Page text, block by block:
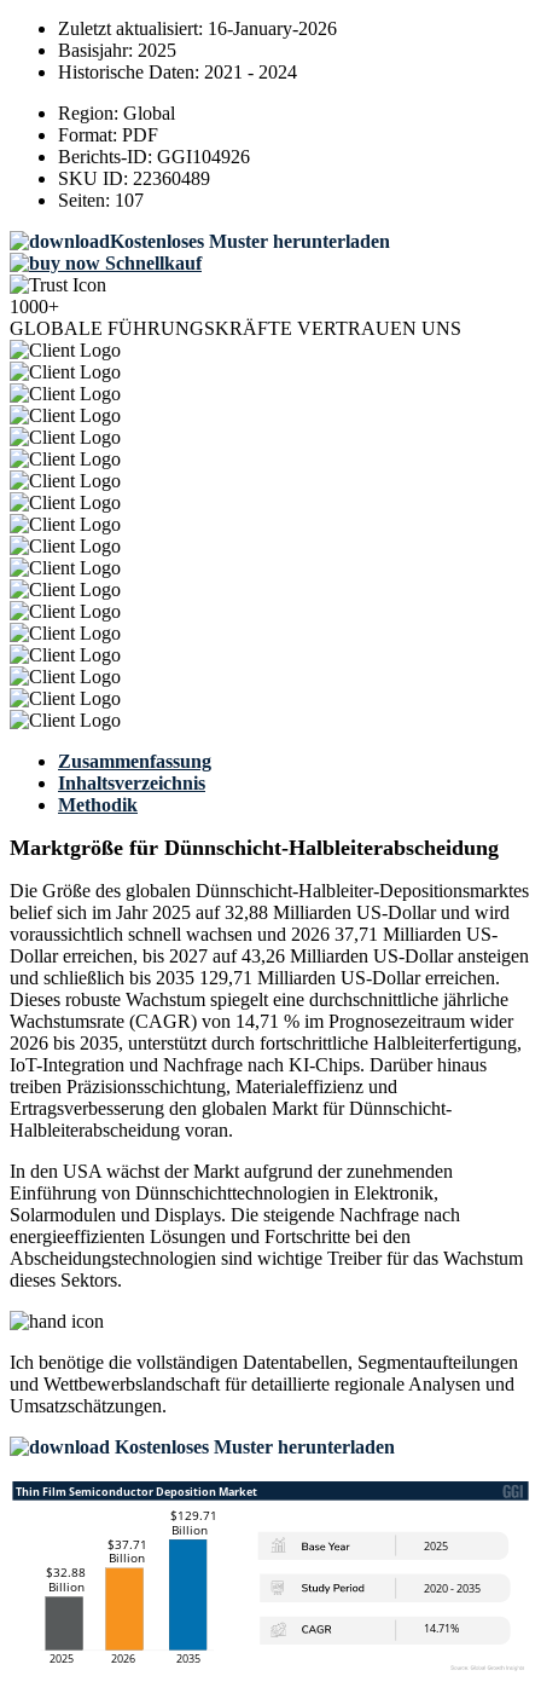
Zuletzt aktualisiert: 16-January-2026
Basisjahr: 2025
Historische Daten: 2021 - 2024
Region: Global
Format: PDF
Berichts-ID: GGI104926
SKU ID: 22360489
Seiten: 107
Kostenloses Muster herunterladen
Schnellkauf
1000+
GLOBALE FÜHRUNGSKRÄFTE VERTRAUEN UNS
Zusammenfassung
Inhaltsverzeichnis
Methodik
Marktgröße für Dünnschicht-Halbleiterabscheidung
Die Größe des globalen Dünnschicht-Halbleiter-Depositionsmarktes
belief sich im Jahr 2025 auf 32,88 Milliarden US-Dollar und wird
voraussichtlich schnell wachsen und 2026 37,71 Milliarden US-
Dollar erreichen, bis 2027 auf 43,26 Milliarden US-Dollar ansteigen
und schließlich bis 2035 129,71 Milliarden US-Dollar erreichen.
Dieses robuste Wachstum spiegelt eine durchschnittliche jährliche
Wachstumsrate (CAGR) von 14,71 % im Prognosezeitraum wider
2026 bis 2035, unterstützt durch fortschrittliche Halbleiterfertigung,
IoT-Integration und Nachfrage nach KI-Chips. Darüber hinaus
treiben Präzisionsschichtung, Materialeffizienz und
Ertragsverbesserung den globalen Markt für Dünnschicht-
Halbleiterabscheidung voran.
In den USA wächst der Markt aufgrund der zunehmenden
Einführung von Dünnschichttechnologien in Elektronik,
Solarmodulen und Displays. Die steigende Nachfrage nach
energieeffizienten Lösungen und Fortschritte bei den
Abscheidungstechnologien sind wichtige Treiber für das Wachstum
dieses Sektors.
Ich benötige die vollständigen Datentabellen, Segmentaufteilungen
und Wettbewerbslandschaft für detaillierte regionale Analysen und
Umsatzschätzungen.
Kostenloses Muster herunterladen